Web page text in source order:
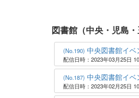
図書館（中央・児島
(No.190) 中央図書館イベ
配信日時：2023年03月25日
(No.187) 中央図書館イベ
配信日時：2023年02月25日